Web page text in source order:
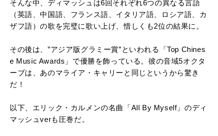
そんな中、ディマッシュは6回それぞれ6つの異なる言語
（英語、中国語、フランス語、イタリア語、ロシア語、カ
ザフ語）の歌を完璧に歌い上げ、惜しくも2位の結果に。
その後は、”アジア版グラミー賞”といわれる「Top Chines
e Music Awards」で優勝を飾っている。彼の音域5オクタ
ーブは、あのマライア・キャリーと同じというから驚き
だ！
以下、エリック・カルメンの名曲「All By Myself」のディ
マッシュverも圧巻だ。